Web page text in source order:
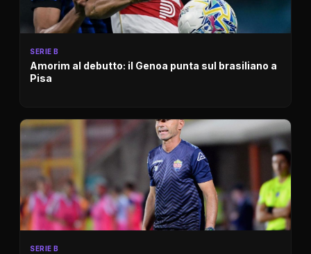
SERIE B
Amorim al debutto: il Genoa punta sul brasiliano a
Pisa
SERIE B